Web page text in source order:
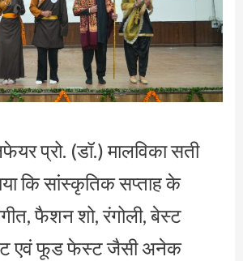
प्रो. (डॉ.) मालविका सती
कि सांस्कृतिक सप्ताह के
फैशन शो, रंगोली, बेस्ट
एवं फूड फेस्ट जैसी अनेक